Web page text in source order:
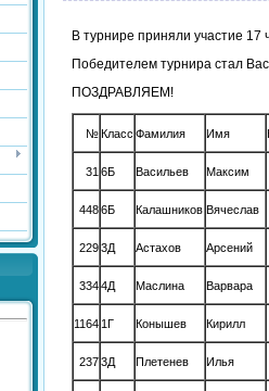
В турнире приняли участие
Победителем турнира стал
ПОЗДРАВЛЯЕМ!
№Класс Фамилия Имя
31 6Б Васильев Максим
4486Б Калашников Вячеслав
2293Д Астахов Арсений
3344Д Маслина Варвара
1164 1Г Конышев Кирилл
2373Д Плетенев Илья